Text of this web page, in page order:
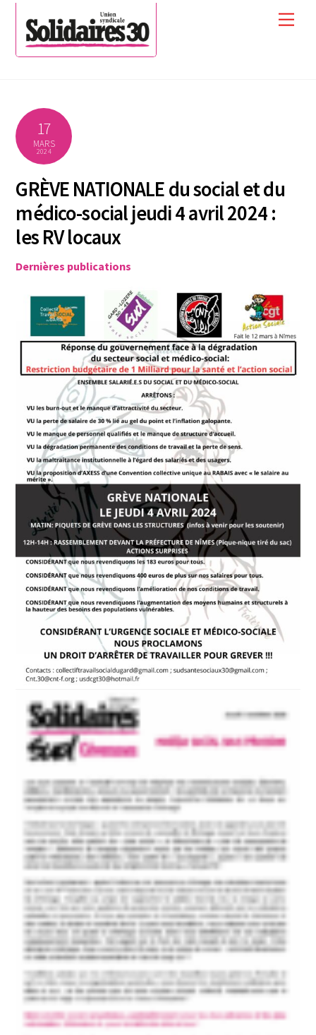
Skip
content
17
MARS
2024
GRÈVE NATIONALE du social et du
médico-social jeudi 4 avril 2024 :
les RV locaux
Dernières publications